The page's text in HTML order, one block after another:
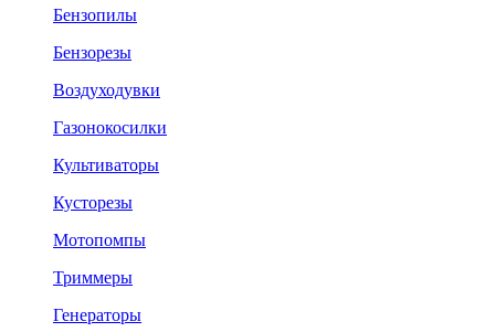
Бензопилы
Бензорезы
Воздуходувки
Газонокосилки
Культиваторы
Кусторезы
Мотопомпы
Триммеры
Генераторы